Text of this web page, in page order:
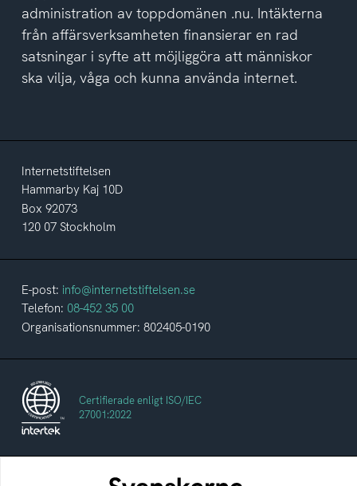
administration av toppdomänen .nu. Intäkterna
från affärsverksamheten finansierar en rad
satsningar i syfte att möjliggöra att människor
ska vilja, våga och kunna använda internet.
Internetstiftelsen
Hammarby Kaj 10D
Box 92073
120 07 Stockholm
E-post: info@internetstiftelsen.se
Telefon: 08-452 35 00
Organisationsnummer: 802405-0190
Certifierade enligt ISO/IEC
27001:2022
Svenskarna och internet